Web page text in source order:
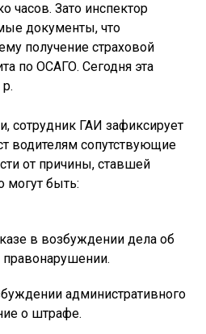
часов. Зато инспектор
документы, что
получение страховой
по ОСАГО. Сегодня эта
сотрудник ГАИ зафиксирует
водителям сопутствующие
от причины, ставшей
могут быть:
в возбуждении дела об
административного
о штрафе.